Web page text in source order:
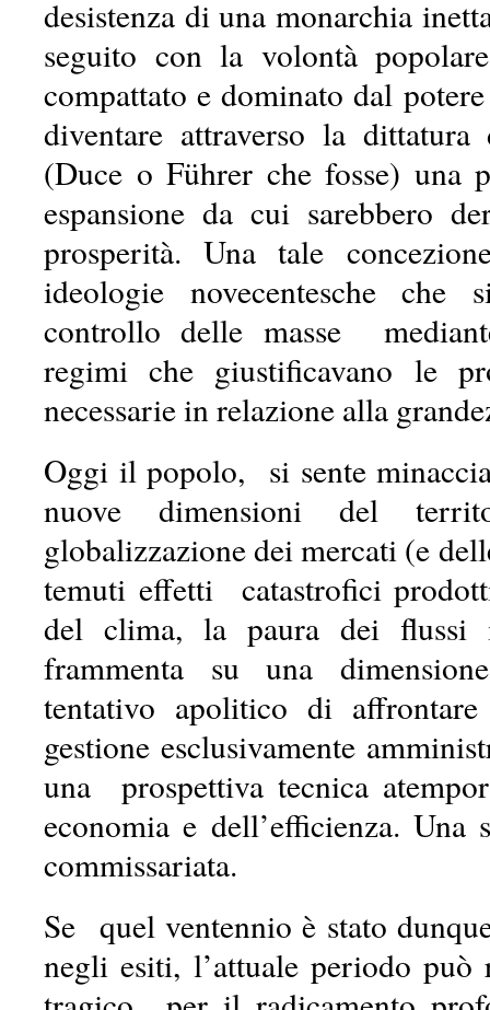
desistenza di una monarchia
seguito con la volontà
compattato e dominato dal
diventare attraverso la
(Duce o Führer che fosse) una
espansione da cui sarebbero
prosperità. Una tale
ideologie novecentesche
controllo delle masse
regimi che giustificavano le
necessarie in relazione alla
Oggi il popolo, si sente
nuove dimensioni del
globalizzazione dei mercati (e
temuti effetti catastrofici
del clima, la paura dei
frammenta su una
tentativo apolitico di
gestione esclusivamente
una prospettiva tecnica
economia e dell’efficienza. Una
commissariata.
Se quel ventennio è stato
negli esiti, l’attuale periodo può